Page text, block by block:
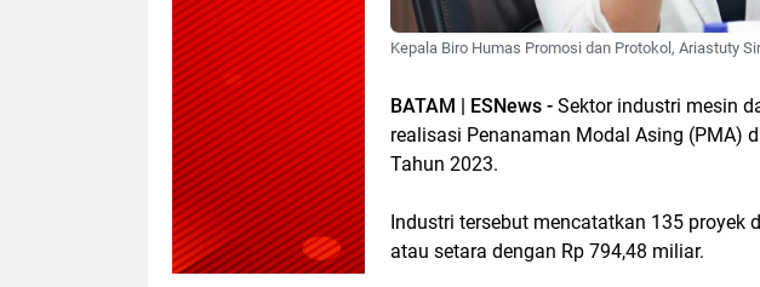
Kepala Biro Humas Promosi dan Protokol, Ariastuty
BATAM | ESNews - Sektor industri mesin
realisasi Penanaman Modal Asing (PMA)
Tahun 2023.
Industri tersebut mencatatkan 135 proyek
atau setara dengan Rp 794,48 miliar.